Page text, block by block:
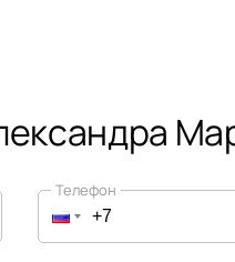
Телефон